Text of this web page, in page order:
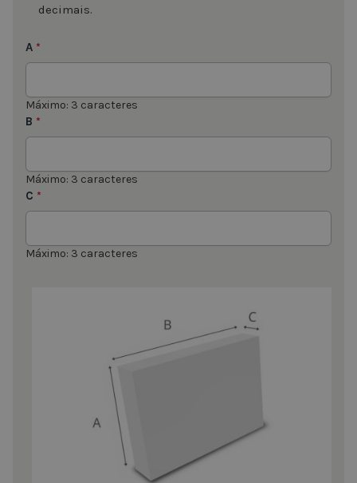
decimais.
A *
Máximo: 3 caracteres
B *
Máximo: 3 caracteres
C *
Máximo: 3 caracteres